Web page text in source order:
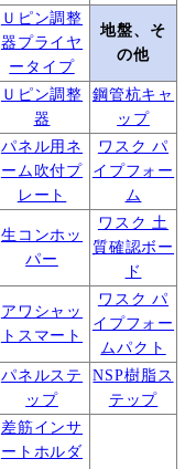
Ｕピン調整
器プライヤ
ータイプ
地盤、そ
の他
Ｕピン調整
器
鋼管杭キャ
ップ
パネル用ネ
ーム吹付プ
レート
ワスク パ
イプフォー
ム
生コンホッ
パー
ワスク 土
質確認ボー
ド
アワシャッ
トスマート
ワスク パ
イプフォー
ムパクト
パネルステ
ップ
NSP樹脂ス
テップ
差筋インサ
ートホルダ